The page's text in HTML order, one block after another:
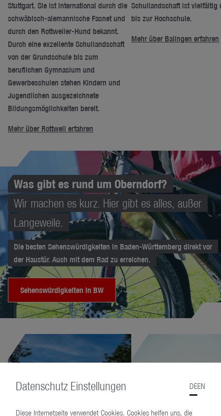
Stuttgart. Sie ist international durch die
schwäbisch-alemannische Fasnet und
durch den Rottweiler-Hund bekannt.
Durch eine exzellente Schullandschaft
von der Grundschule bis zum
beruflichen Gymnasium und
Gewerbeschulen stehen Kindern und
Jugendlichen ausgezeichnete
Bildungsmöglichkeiten bereit.
Mehr über Rottweil erfahren
Schullandschaft ist vielfältig
bis zur Hochschule.
Mehr über Balingen erfahren
Was gibt es rund um Oberndorf?
Wir machen es kurz. Hier gibt es alles, außer
Langeweile.
Die besten Sehenswürdigkeiten in Baden-Württemberg direkt vor
der Haustür. Auch mit dem Rad zu erreichen.
Sehenswürdigkeiten in BW
Datenschutz Einstellungen DEEN
Diese Internetseite verwendet Cookies. Cookies helfen uns, die